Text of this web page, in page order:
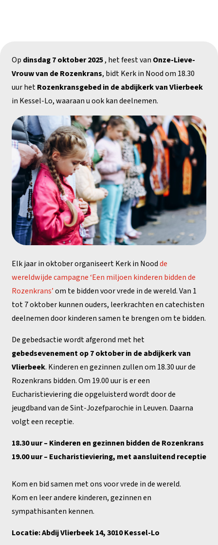
Op dinsdag 7 oktober 2025, het feest van Onze-Lieve-
Vrouw van de Rozenkrans, bidt Kerk in Nood om 18.30
uur hetRozenkransgebed in de abdijkerk van Vlierbeek
in Kessel-Lo, waaraan u ook kan deelnemen.
Elk jaar in oktober organiseert Kerk in Noodde
wereldwijde campagne ‘Een miljoen kinderen bidden de
Rozenkrans’om te bidden voor vrede in de wereld. Van 1
tot 7 oktober kunnen ouders, leerkrachten en catechisten
deelnemen door kinderen samen te brengen om te bidden.
De gebedsactie wordt afgerond met het
gebedsevenement op 7 oktober in de abdijkerk van
Vlierbeek. Kinderen en gezinnen zullen om 18.30 uur de
Rozenkrans bidden. Om 19.00 uur is er een
Eucharistieviering die opgeluisterd wordt door de
jeugdband van de Sint-Jozefparochie in Leuven. Daarna
volgt een receptie.
18.30 uur – Kinderen en gezinnen bidden de Rozenkrans
19.00 uur – Eucharistieviering, met aansluitend receptie
Kom en bid samen met ons voor vrede in de wereld.
Kom en leer andere kinderen, gezinnen en
sympathisanten kennen.
Locatie: Abdij Vlierbeek 14, 3010 Kessel-Lo